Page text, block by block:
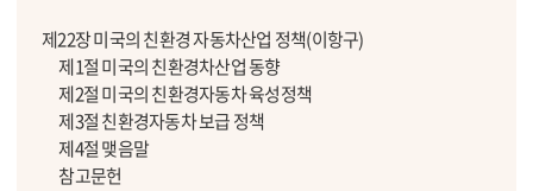
제22장 미국의 친환경 자동차산업 정책(이항구)
제1절 미국의 친환경차산업 동향
제2절 미국의 친환경자동차 육성정책
제3절 친환경자동차 보급 정책
제4절 맺음말
참고문헌